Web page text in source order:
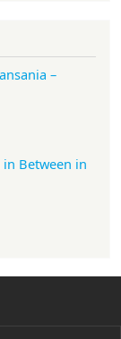
–
Between in